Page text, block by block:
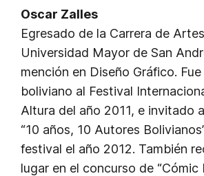
Oscar Zalles
Egresado de la Carrera de
Universidad Mayor de San
mención en Diseño Gráfico.
boliviano al Festival
Altura del año 2011, e invitado
“10 años, 10 Autores
festival el año 2012. También
lugar en el concurso de “Cómic